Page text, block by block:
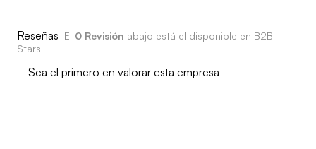
Reseñas El 0 Revisión abajo está el disponible en B2B
Stars
Sea el primero en valorar esta empresa